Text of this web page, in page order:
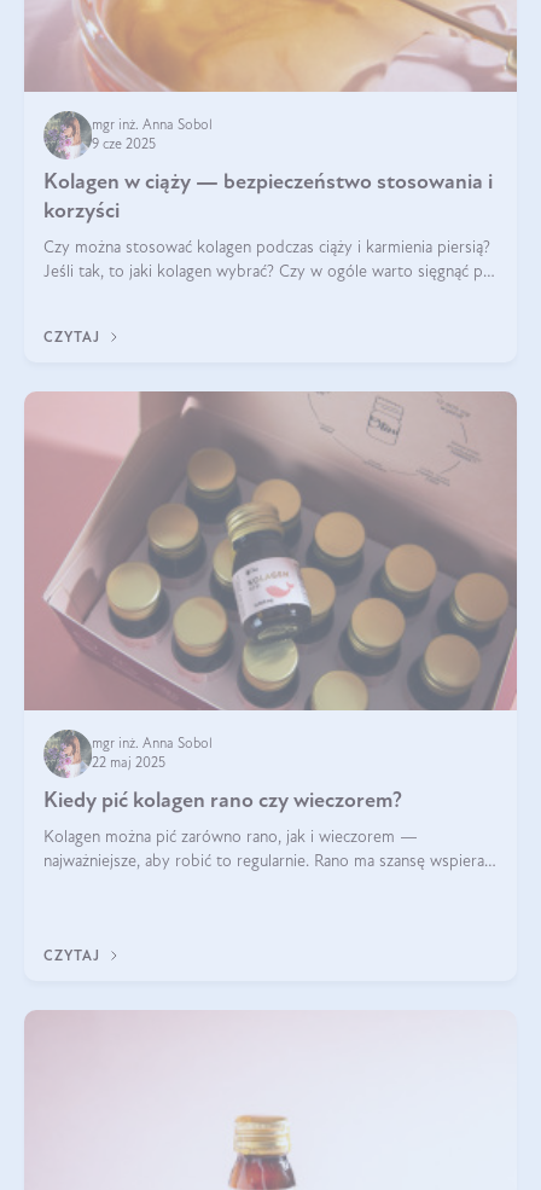
mgr inż. Anna Sobol
9 cze 2025
Kolagen w ciąży — bezpieczeństwo stosowania i
korzyści
Czy można stosować kolagen podczas ciąży i karmienia piersią?
Jeśli tak, to jaki kolagen wybrać? Czy w ogóle warto sięgnąć po
CZYTAJ
mgr inż. Anna Sobol
22 maj 2025
Kiedy pić kolagen rano czy wieczorem?
Kolagen można pić zarówno rano, jak i wieczorem —
najważniejsze, aby robić to regularnie. Rano ma szansę wspierać
CZYTAJ